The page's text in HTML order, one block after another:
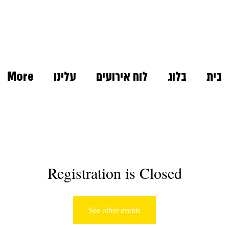
בית בלוג לוח אירועים עלינו More
Registration is Closed
See other events